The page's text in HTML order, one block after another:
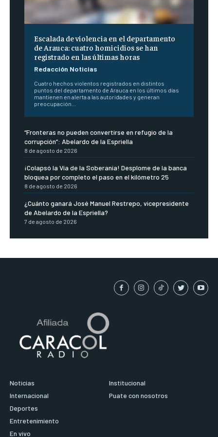
Escalada de violencia en el departamento
de Arauca: cuatro homicidios se han
registrado en las últimas horas
Redacción Noticias
Cuatro hechos violentos registrados en distintos
puntos del departamento de Arauca en los últimos días
mantienen en alerta a las autoridades y generan
preocupación...
“Fronteras no pueden convertirse en refugio de la
corrupción”: Abelardo de la Espriella
8 de agosto de 2026
¡Colapsó la Vía de la Soberanía! Desplome de la banca
bloquea por completo el paso en el kilómetro 25
8 de agosto de 2026
¿Cuánto ganará José Manuel Restrepo, vicepresidente
de Abelardo de la Espriella?
7 de agosto de 2026
Noticias
Internacional
Deportes
Entretenimiento
En vivo
Institucional
Puate con nosotros